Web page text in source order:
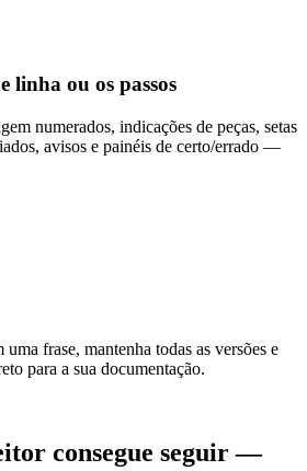
linha ou os passos
numerados, indicações de peças, setas
avisos e painéis de certo/errado —
frase, mantenha todas as versões e
para a sua documentação.
consegue seguir —